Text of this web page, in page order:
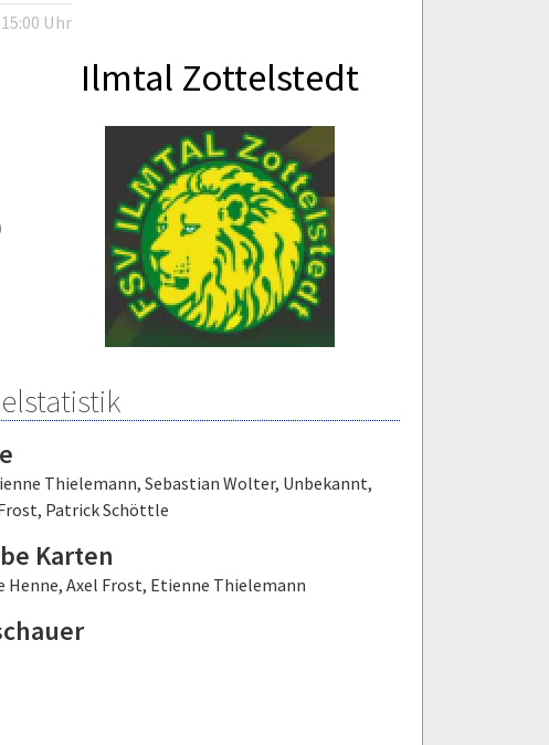
15:00 Uhr
Ilmtal Zottelstedt
Thielemann, Sebastian Wolter, Unbekannt,
, Patrick Schöttle
Karten
Henne, Axel Frost, Etienne Thielemann